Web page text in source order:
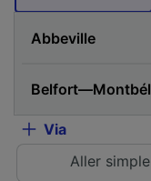
Via
Aller simple